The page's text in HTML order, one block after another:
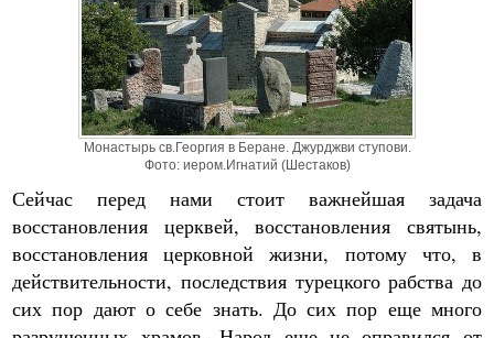
Монастырь св.Георгия в Беране. Джурджви ступови.
Фото: иером.Игнатий (Шестаков)
Сейчас перед нами стоит важнейшая задача
восстановления церквей, восстановления святынь,
восстановления церковной жизни, потому что, в
действительности, последствия турецкого рабства до
сих пор дают о себе знать. До сих пор еще много